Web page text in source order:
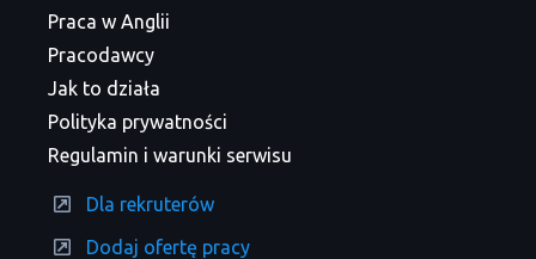
Praca w Anglii
Pracodawcy
Jak to działa
Polityka prywatności
Regulamin i warunki serwisu
Dla rekruterów
Dodaj ofertę pracy